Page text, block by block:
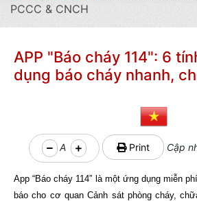
PCCC & CNCH
APP "Báo cháy 114": 6
dụng báo cháy nhanh,
A Print Cập
App “Báo cháy 114” là một ứng dụng miễn
báo cho cơ quan Cảnh sát phòng cháy,